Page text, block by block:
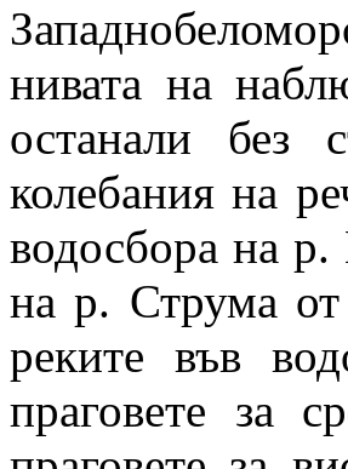
нивата на
останали без
колебания на
водосбора на
на р. Струма
реките във
праговете за